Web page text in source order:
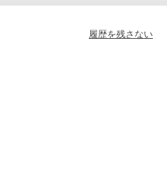
履歴を残さない